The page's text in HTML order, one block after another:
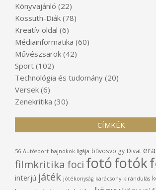
Könyvajánló (22)
Kossuth-Diák (78)
Kreatív oldal (6)
Médiainformatika (60)
Művészsarok (42)
Sport (102)
Technológia és tudomány (20)
Versek (6)
Zenekritika (30)
CÍMKÉK
56 Autósport bajnokok ligája bűvösvölgy Divat
filmkritika foci fotófotók
interjú játék jótékonyság karácsony kirándulás